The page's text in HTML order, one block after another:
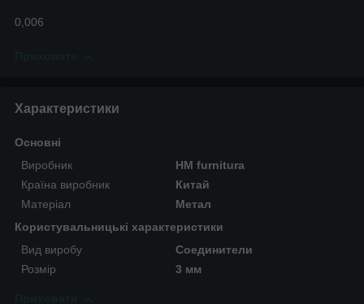
0,006
Характеристики
Основні
Виробник
HM furnitura
Країна виробник
Китай
Матеріал
Метал
Користувальницькі характеристики
Вид виробу
Соединители
Розмір
3 мм